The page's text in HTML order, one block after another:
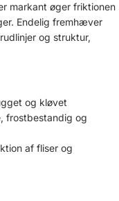
markant øger friktionen
Endelig fremhæver
og struktur,
og kløvet
frostbestandig og
af fliser og